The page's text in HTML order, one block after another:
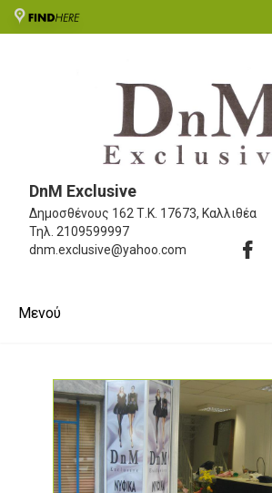
DnM Exclusive
Δημοσθένους 162 Τ.Κ. 17673, Καλλιθέα
Τηλ. 2109599997
dnm.exclusive@yahoo.com
Μενού